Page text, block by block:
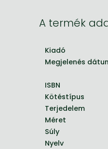
A termék
Kiadó
Megjelenés
ISBN
Kötéstípus
Terjedelem
Méret
Súly
Nyelv